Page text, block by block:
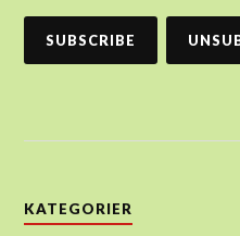
KATEGORIER